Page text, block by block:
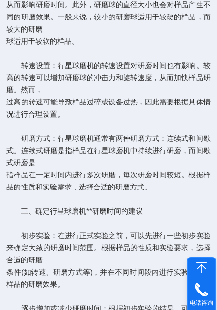
从而影响研磨时间。此外，研磨球的直径大小也会对样品产生不
同的研磨效果。一般来说，较小的研磨球适用于较硬的样品，而
较大的研磨
球适用于较软的样品。
转速设置：行星球磨机的转速设置对研磨时间也有影响。较
高的转速可以增加研磨球的冲击力和旋转速度，从而加快样品研
磨。然而，
过高的转速可能导致样品过碎或设备过热，因此需要根据具体情
况进行合理设置。
研磨方式：行星球磨机通常有两种研磨方式：连续式和间歇
式。连续式研磨是指样品在行星球磨机中持续进行研磨，而间歇
式研磨是
指样品在一定时间内进行多次研磨，每次研磨时间较短。根据样
品的性质和实验需求，选择合适的研磨方式。
三、确定行星球磨机**研磨时间的建议
初步实验：在进行正式实验之前，可以先进行一些初步实验
来确定大致的研磨时间范围。根据样品的性质和实验要求，选择
合适的研磨
条件(如转速、研磨方式等)，并在不同时间段内进行实验，观察
样品的研磨效果。
逐步增加或减少研磨时间：根据初步实验的结果，可以逐步
电话咨询